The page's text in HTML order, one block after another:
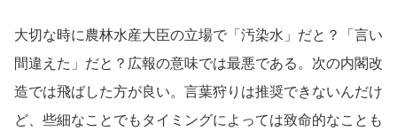
大切な時に農林水産大臣の立場で「汚染水」だと？「言い
間違えた」だと？広報の意味では最悪である。次の内閣改
造では飛ばした方が良い。言葉狩りは推奨できないんだけ
ど、些細なことでもタイミングによっては致命的なことも